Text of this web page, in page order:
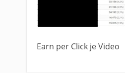
Earn per Click je Video